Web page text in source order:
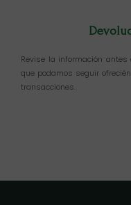
Revise la información
que podamos seguir
transacciones.